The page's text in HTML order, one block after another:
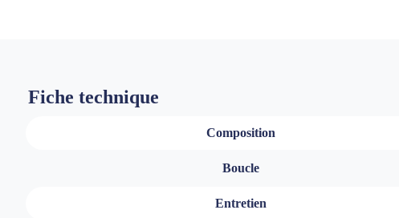
Fiche technique
Composition
Boucle
Entretien